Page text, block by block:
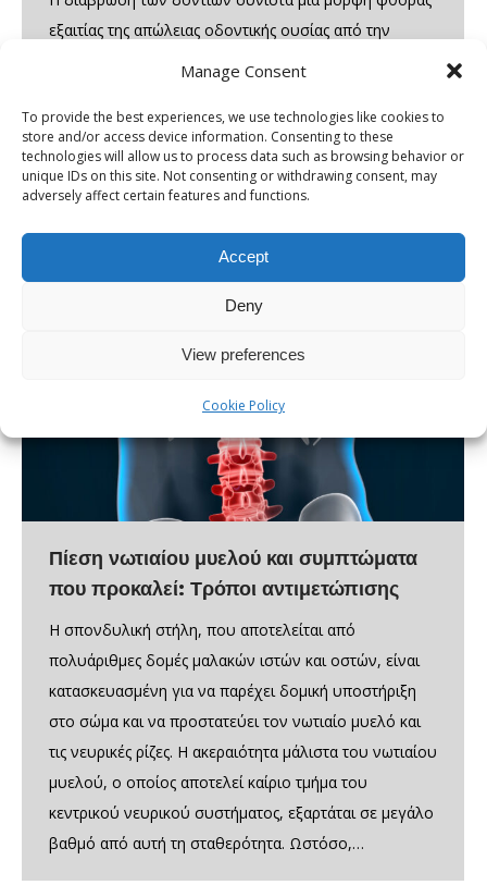
Manage Consent
To provide the best experiences, we use technologies like cookies to
store and/or access device information. Consenting to these
technologies will allow us to process data such as browsing behavior or
unique IDs on this site. Not consenting or withdrawing consent, may
adversely affect certain features and functions.
Accept
Deny
View preferences
Cookie Policy
εξαιτίας της απώλειας οδοντικής ουσίας από την
τερηδόνα, η διάβρωση προκαλείται λόγω της χημικής
δράσης διαφόρων οξέων πάνω στην επιφάνεια των
δοντιών. Τα οξέα αυτά προκαλούν την αποδόμηση
Πίεση νωτιαίου μυελού και συμπτώματα
που προκαλεί: Τρόποι αντιμετώπισης
Η σπονδυλική στήλη, που αποτελείται από
πολυάριθμες δομές μαλακών ιστών και οστών, είναι
κατασκευασμένη για να παρέχει δομική υποστήριξη
στο σώμα και να προστατεύει τον νωτιαίο μυελό και
τις νευρικές ρίζες. Η ακεραιότητα μάλιστα του νωτιαίου
μυελού, ο οποίος αποτελεί καίριο τμήμα του
κεντρικού νευρικού συστήματος, εξαρτάται σε μεγάλο
βαθμό από αυτή τη σταθερότητα. Ωστόσο,…